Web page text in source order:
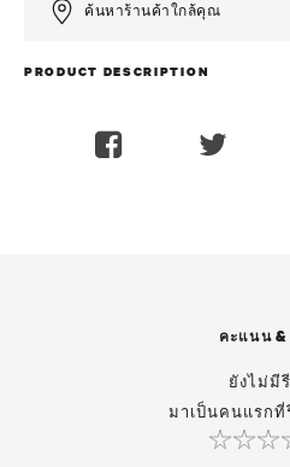
ค้นหาร้านค้าใกล้คุณ
PRODUCT DESCRIPTION
คะแนน &
ยังไม่มี
มาเป็นคนแรก